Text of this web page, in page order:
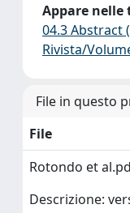
Appare nelle
04.3 Abstract
Rivista/
File in questo
File
Rotondo et
Descrizione: